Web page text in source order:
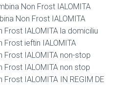
Non Frost IALOMITA
Non Frost IALOMITA
Frost IALOMITA la domiciliu
Frost ieftin IALOMITA
Frost IALOMITA non-stop
Frost IALOMITA non stop
Frost IALOMITA IN REGIM DE